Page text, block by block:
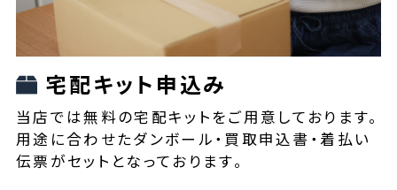
宅配キット申込み
当店では無料の宅配キットをご用意しております。
用途に合わせたダンボール・買取申込書・着払い
伝票がセットとなっております。